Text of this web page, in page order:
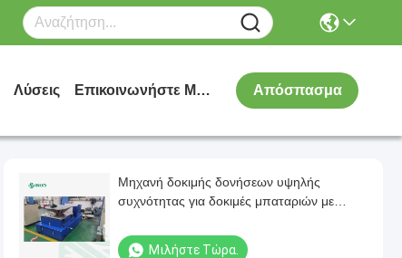
Λύσεις Επικοινωνήστε Μαζί Μας Απόσπασμα
Μηχανή δοκιμής δονήσεων υψηλής
συχνότητας για δοκιμές μπαταριών με
Μιλήστε Τώρα.